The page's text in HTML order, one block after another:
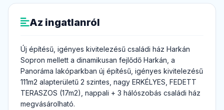
Az ingatlanról
Új építésű, igényes kivitelezésű családi ház Harkán
Sopron mellett a dinamikusan fejlődő Harkán, a
Panoráma lakóparkban új építésű, igényes kivitelezésű
111m2 alapterületű 2 szintes, nagy ERKÉLYES, FEDETT
TERASZOS (17m2), nappali + 3 hálószobás családi ház
megvásárolható.